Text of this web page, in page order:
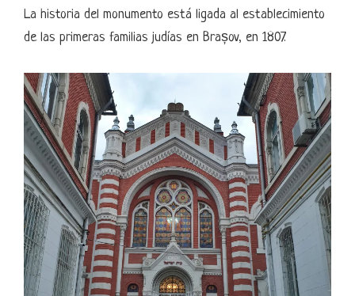
La historia del monumento está ligada al establecimiento
de las primeras familias judías en Brașov, en 1807.